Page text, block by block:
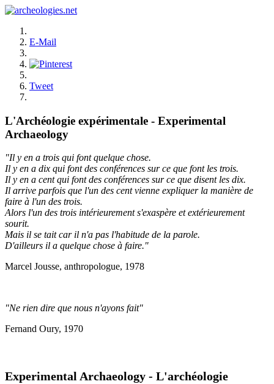
E-Mail
Tweet
L'Archéologie expérimentale - Experimental
Archaeology
"Il y en a trois qui font quelque chose.
Il y en a dix qui font des conférences sur ce que font les trois.
Il y en a cent qui font des conférences sur ce que disent les dix.
Il arrive parfois que l'un des cent vienne expliquer la manière de
faire à l'un des trois.
Alors l'un des trois intérieurement s'exaspère et extérieurement
sourit.
Mais il se tait car il n'a pas l'habitude de la parole.
D'ailleurs il a quelque chose à faire."
Marcel Jousse, anthropologue, 1978
"Ne rien dire que nous n'ayons fait"
Fernand Oury, 1970
Experimental Archaeology - L'archéologie